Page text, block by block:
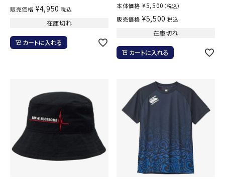
販売価格 ¥4,950 税込
在庫切れ
カートに入れる
本体価格 ¥5,500 （税込）
販売価格 ¥5,500 税込
在庫切れ
カートに入れる